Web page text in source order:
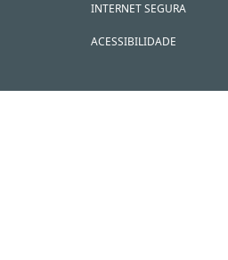
INTERNET SEGURA
ACESSIBILIDADE